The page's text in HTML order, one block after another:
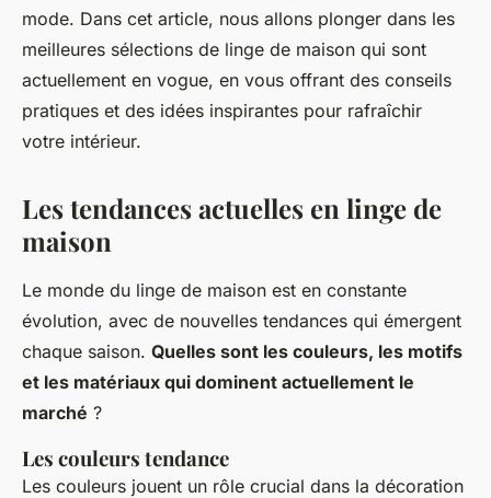
mode. Dans cet article, nous allons plonger dans les
meilleures sélections de linge de maison qui sont
actuellement en vogue, en vous offrant des conseils
pratiques et des idées inspirantes pour rafraîchir
votre intérieur.
Les tendances actuelles en linge de
maison
Le monde du linge de maison est en constante
évolution, avec de nouvelles tendances qui émergent
chaque saison. Quelles sont les couleurs, les motifs
et les matériaux qui dominent actuellement le
marché ?
Les couleurs tendance
Les couleurs jouent un rôle crucial dans la décoration